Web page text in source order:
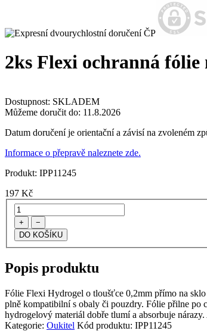
2ks Flexi ochranná
Dostupnost: SKLADEM
Můžeme doručit do: 11.8.2026
Datum doručení je orientační a závisí na zvoleném
Informace o přepravě naleznete zde.
Produkt: IPP11245
197 Kč
+ −
Popis produktu
Fólie Flexi Hydrogel o tloušťce 0,2mm přímo na
plně kompatibilní s obaly či pouzdry. Fólie přilne po
hydrogelový materiál dobře tlumí a absorbuje
Kategorie: Oukitel Kód produktu: IPP11245